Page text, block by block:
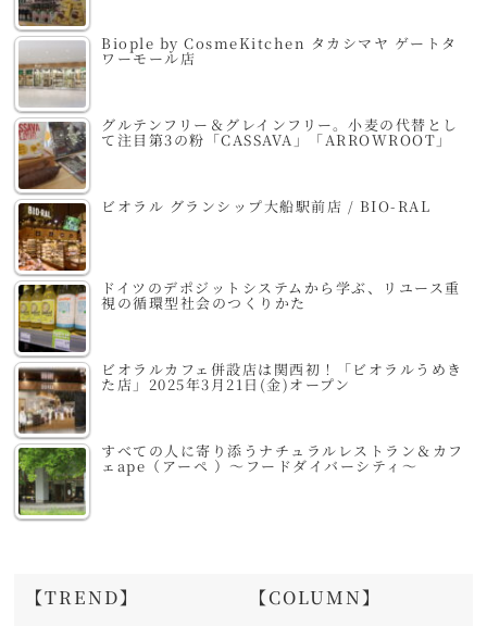
Biople by CosmeKitchen タカシマヤ ゲートタ
ワーモール店
グルテンフリー＆グレインフリー。小麦の代替とし
て注目第3の粉「CASSAVA」「ARROWROOT」
ビオラル グランシップ大船駅前店 / BIO-RAL
ドイツのデポジットシステムから学ぶ、リユース重
視の循環型社会のつくりかた
ビオラルカフェ併設店は関西初！「ビオラルうめき
た店」2025年3月21日(金)オープン
すべての人に寄り添うナチュラルレストラン＆カフ
ェape（アーペ ）～フードダイバーシティ～
【TREND】 【COLUMN】